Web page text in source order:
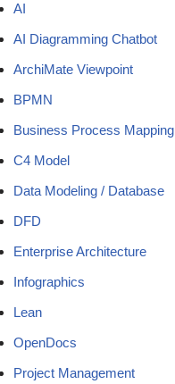
AI
AI Diagramming Chatbot
ArchiMate Viewpoint
BPMN
Business Process Mapping
C4 Model
Data Modeling / Database
DFD
Enterprise Architecture
Infographics
Lean
OpenDocs
Project Management